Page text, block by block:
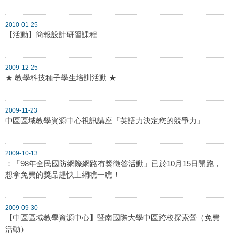
2010-01-25
【活動】簡報設計研習課程
2009-12-25
★ 教學科技種子學生培訓活動 ★
2009-11-23
中區區域教學資源中心視訊講座「英語力決定您的競爭力」
2009-10-13
：「98年全民國防網際網路有獎徵答活動」已於10月15日開跑，
想拿免費的獎品趕快上網瞧一瞧！
2009-09-30
【中區區域教學資源中心】暨南國際大學中區跨校探索營（免費
活動）